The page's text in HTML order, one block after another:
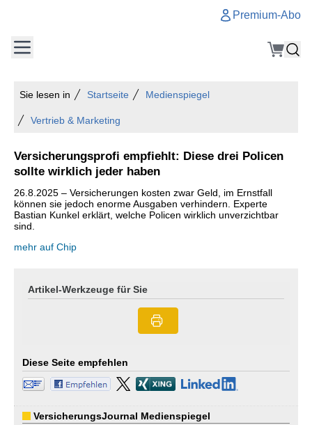
Premium-Abo
Sie lesen in Startseite Medienspiegel
Vertrieb & Marketing
Versicherungsprofi empfiehlt: Diese drei Policen
sollte wirklich jeder haben
26.8.2025 – Versicherungen kosten zwar Geld, im Ernstfall
können sie jedoch enorme Ausgaben verhindern. Experte
Bastian Kunkel erklärt, welche Policen wirklich unverzichtbar
sind.
mehr auf Chip
Artikel-Werkzeuge für Sie
Diese Seite empfehlen
VersicherungsJournal Medienspiegel